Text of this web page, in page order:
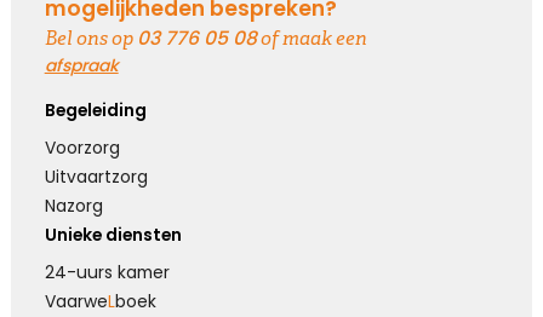
Hoe verdrietig
Dat diegene die zo dierbaar was
Er niet meer is
Kies dit gedicht
Blijvende herinneringen
mogelijkheden bespreken?
Bel ons op 03 776 05 08of maak een
afspraak
Begeleiding
Voorzorg
Uitvaartzorg
Nazorg
Unieke diensten
24-uurs kamer
VaarweLboek